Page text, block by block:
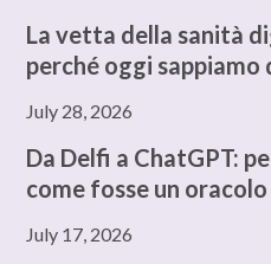
La vetta della sanità
perché oggi
July 28, 2026
Da Delfi a ChatGPT:
come fosse un oracolo
July 17, 2026